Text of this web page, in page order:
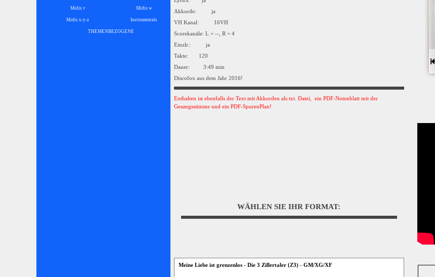
Midis v Midis w
Midis x-y-z Instrumentals
THEMENBEZOGENE ▼
Akkorde: ja
VH Kanal: 16VH
Scorekanäle: L = --, R = 4
Einzlr.: ja
Takte: 120
Dauer: 3:49 min
Discofox aus dem Jahr 2016!
Enthalten ist ebenfalls der Text mit Akkorden als txt. Datei, ein PDF-Notenblatt mit der
Gesangsstimme und ein PDF-SpurenPlan!
WÄHLEN SIE IHR FORMAT:
Meine Liebe ist grenzenlos - Die 3 Zillertaler (Z3) - GM/XG/XF